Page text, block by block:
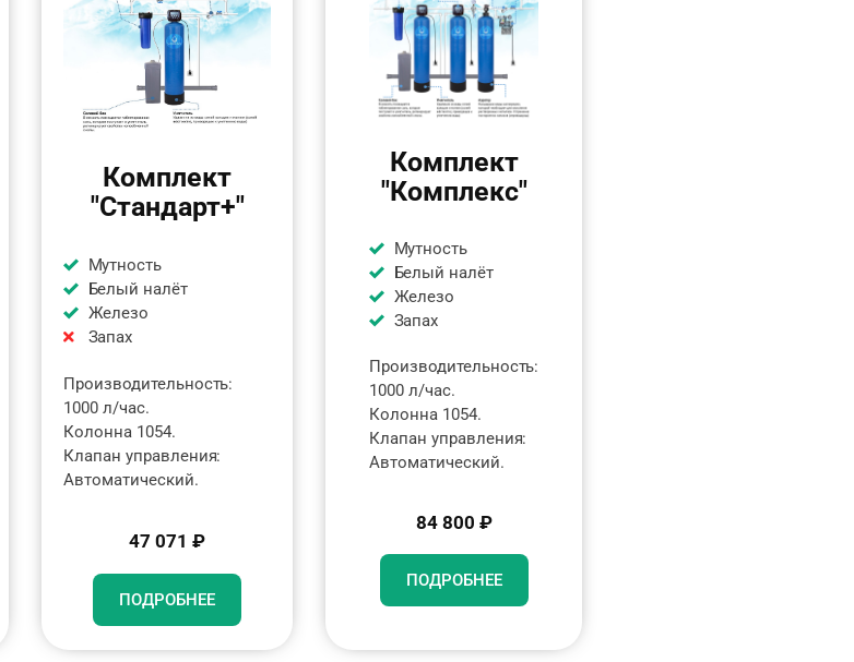
Комплект
"Стандарт+"
Мутность
Белый налёт
Железо
Запах
Производительность:
1000 л/час.
Колонна 1054.
Клапан управления:
Автоматический.
47 071 ₽
ПОДРОБНЕЕ
Комплект
"Комплекс"
Мутность
Белый налёт
Железо
Запах
Производительность:
1000 л/час.
Колонна 1054.
Клапан управления:
Автоматический.
84 800 ₽
ПОДРОБНЕЕ